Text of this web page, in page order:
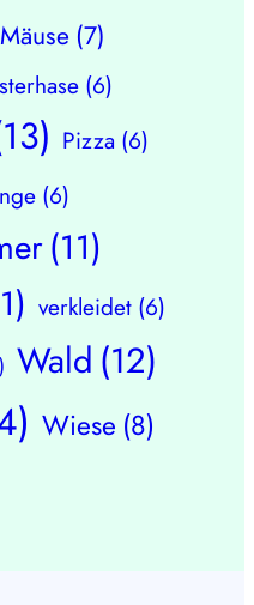
Mäuse (7)
(6)
Pizza (6)
(6)
(11)
verkleidet (6)
Wald (12)
Wiese (8)